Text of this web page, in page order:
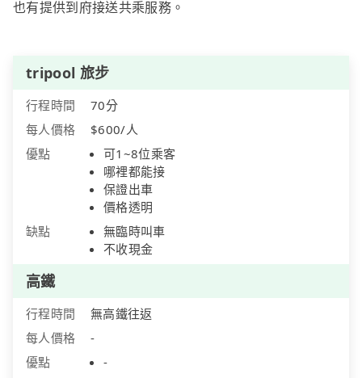
也有提供到府接送共乘服務。
tripool 旅步
行程時間
70分
每人價格
$600/人
優點
可1~8位乘客
哪裡都能接
保證出車
價格透明
缺點
無臨時叫車
不收現金
高鐵
行程時間
無高鐵往返
每人價格
-
優點
-